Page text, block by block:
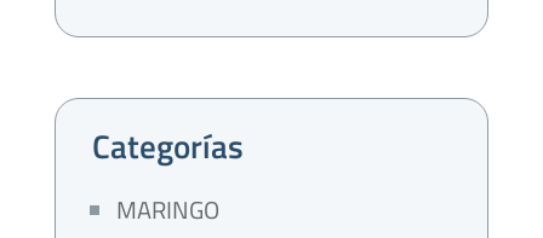
Categorías
MARINGO